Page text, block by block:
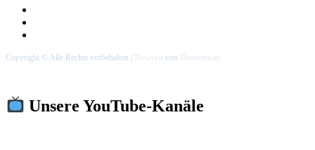
Copyright © Alle Rechte vorbehalten Newsxo von Themeansar.
Unsere YouTube-Kanäle